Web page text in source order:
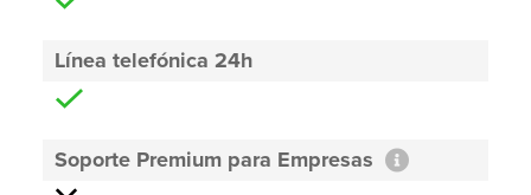
Línea telefónica 24h
Soporte Premium para Empresas